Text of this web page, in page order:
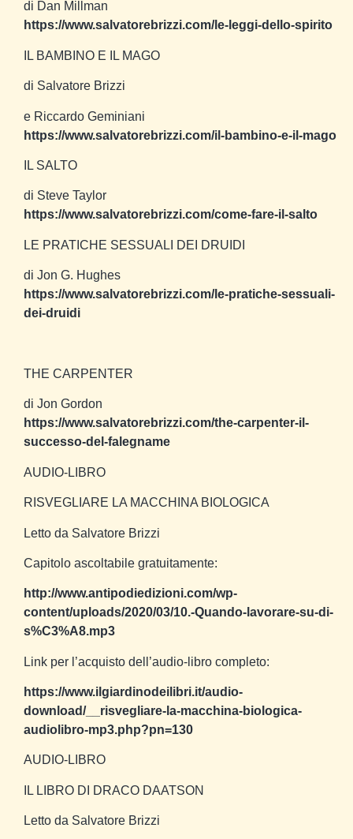
di Dan Millman
https://www.salvatorebrizzi.com/le-leggi-dello-spirito
IL BAMBINO E IL MAGO
di Salvatore Brizzi
e Riccardo Geminiani
https://www.salvatorebrizzi.com/il-bambino-e-il-mago
IL SALTO
di Steve Taylor
https://www.salvatorebrizzi.com/come-fare-il-salto
LE PRATICHE SESSUALI DEI DRUIDI
di Jon G. Hughes
https://www.salvatorebrizzi.com/le-pratiche-sessuali-
dei-druidi
THE CARPENTER
di Jon Gordon
https://www.salvatorebrizzi.com/the-carpenter-il-
successo-del-falegname
AUDIO-LIBRO
RISVEGLIARE LA MACCHINA BIOLOGICA
Letto da Salvatore Brizzi
Capitolo ascoltabile gratuitamente:
http://www.antipodiedizioni.com/wp-
content/uploads/2020/03/10.-Quando-lavorare-su-di-
s%C3%A8.mp3
Link per l’acquisto dell’audio-libro completo:
https://www.ilgiardinodeilibri.it/audio-
download/__risvegliare-la-macchina-biologica-
audiolibro-mp3.php?pn=130
AUDIO-LIBRO
IL LIBRO DI DRACO DAATSON
Letto da Salvatore Brizzi